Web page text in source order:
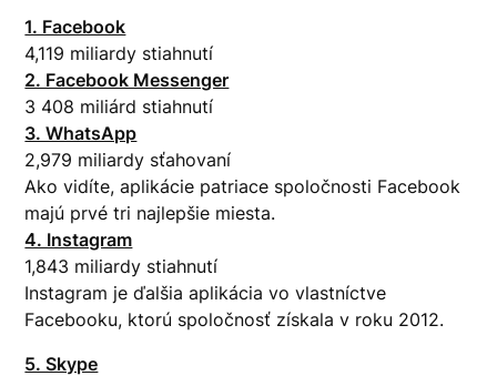
1. Facebook
4,119 miliardy stiahnutí
2. Facebook Messenger
3 408 miliárd stiahnutí
3. WhatsApp
2,979 miliardy sťahovaní
Ako vidíte, aplikácie patriace spoločnosti Facebook
majú prvé tri najlepšie miesta.
4. Instagram
1,843 miliardy stiahnutí
Instagram je ďalšia aplikácia vo vlastníctve
Facebooku, ktorú spoločnosť získala v roku 2012.
5. Skype